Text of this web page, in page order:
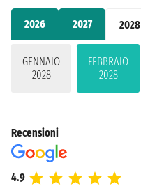
2026 2027 2028
GENNAIO
2028
FEBBRAIO
2028
Recensioni
4.9